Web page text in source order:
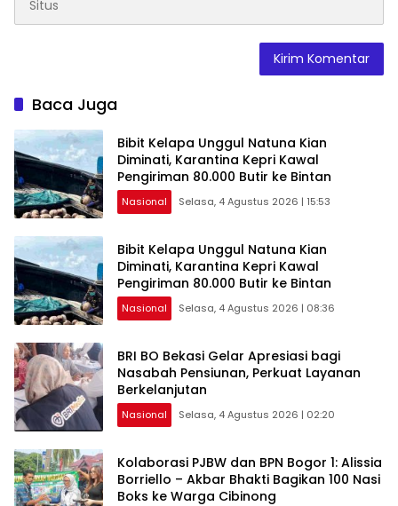
Baca Juga
Bibit Kelapa Unggul Natuna Kian
Diminati, Karantina Kepri Kawal
Pengiriman 80.000 Butir ke Bintan
Nasional Selasa, 4 Agustus 2026 | 15:53
Bibit Kelapa Unggul Natuna Kian
Diminati, Karantina Kepri Kawal
Pengiriman 80.000 Butir ke Bintan
Nasional Selasa, 4 Agustus 2026 | 08:36
BRI BO Bekasi Gelar Apresiasi bagi
Nasabah Pensiunan, Perkuat Layanan
Berkelanjutan
Nasional Selasa, 4 Agustus 2026 | 02:20
Kolaborasi PJBW dan BPN Bogor 1: Alissia
Borriello – Akbar Bhakti Bagikan 100 Nasi
Boks ke Warga Cibinong